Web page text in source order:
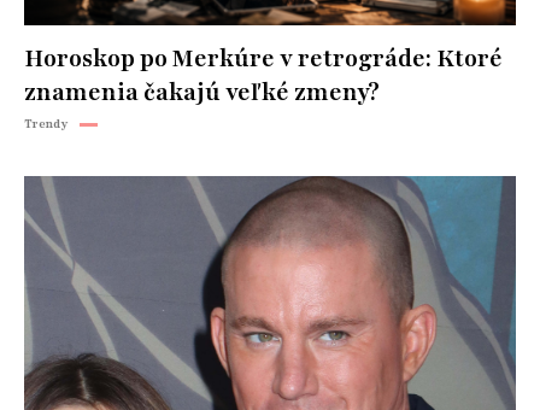
Horoskop po Merkúre v retrográde: Ktoré
znamenia čakajú veľké zmeny?
Trendy